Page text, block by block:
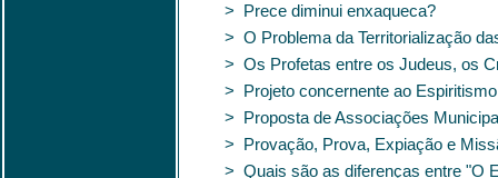
> Prece diminui enxaqueca?
> O Problema da Territorialização
> Os Profetas entre os Judeus, os
> Projeto concernente ao Espiritismo
> Proposta de Associações
> Provação, Prova, Expiação e
> Quais são as diferenças entre "O